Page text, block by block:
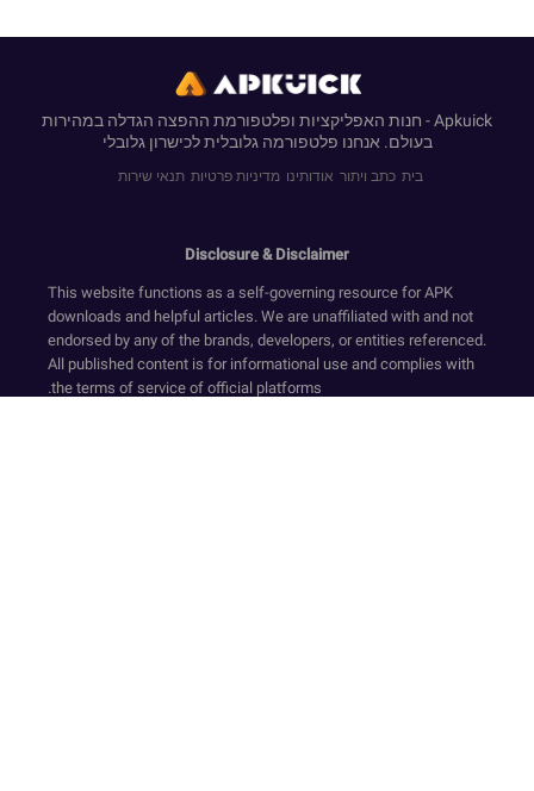
Apkuick - חנות האפליקציות ופלטפורמת ההפצה הגדלה במהירות
בעולם. אנחנו פלטפורמה גלובלית לכישרון גלובלי
בית כתב ויתור אודותינו מדיניות פרטיות תנאי שירות
Disclosure & Disclaimer
This website functions as a self-governing resource for APK
downloads and helpful articles. We are unaffiliated with and not
endorsed by any of the brands, developers, or entities referenced.
All published content is for informational use and complies with
the terms of service of official platforms.